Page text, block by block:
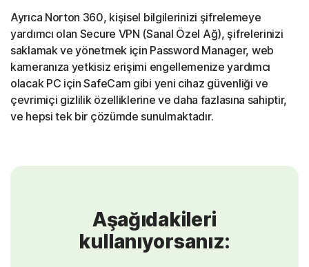
Ayrıca Norton 360, kişisel bilgilerinizi şifrelemeye
yardımcı olan Secure VPN (Sanal Özel Ağ), şifrelerinizi
saklamak ve yönetmek için Password Manager, web
kameranıza yetkisiz erişimi engellemenize yardımcı
olacak PC için SafeCam gibi yeni cihaz güvenliği ve
çevrimiçi gizlilik özelliklerine ve daha fazlasına sahiptir,
ve hepsi tek bir çözümde sunulmaktadır.
Aşağıdakileri
kullanıyorsanız: